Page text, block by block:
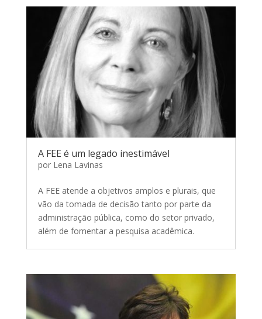
A FEE é um legado inestimável
por Lena Lavinas
A FEE atende a objetivos amplos e plurais, que
vão da tomada de decisão tanto por parte da
administração pública, como do setor privado,
além de fomentar a pesquisa acadêmica.